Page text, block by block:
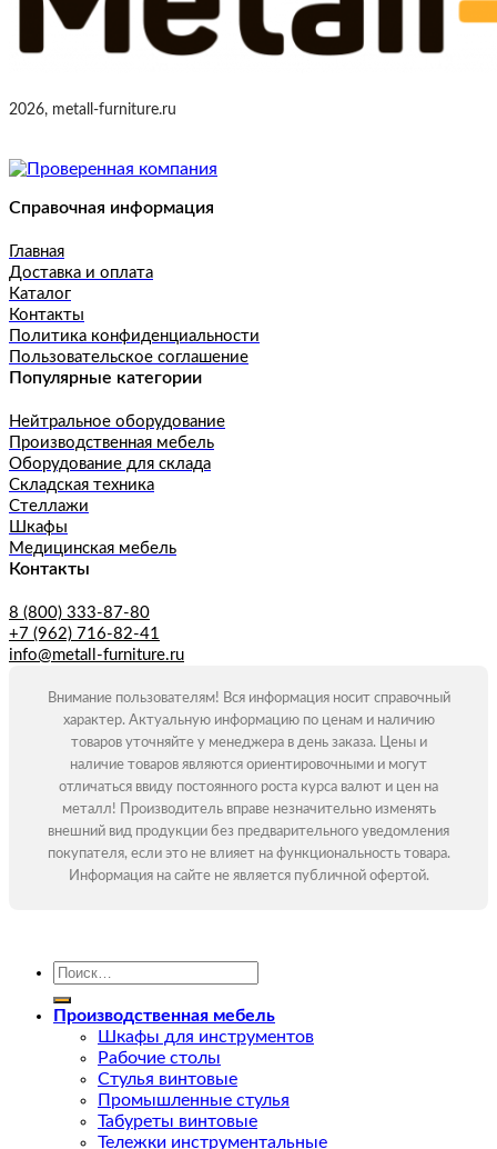
2026, metall-furniture.ru
Справочная информация
Главная
Доставка и оплата
Каталог
Контакты
Политика конфиденциальности
Пользовательское соглашение
Популярные категории
Нейтральное оборудование
Производственная мебель
Оборудование для склада
Складская техника
Стеллажи
Шкафы
Медицинская мебель
Контакты
8 (800) 333-87-80
+7 (962) 716-82-41
info@metall-furniture.ru
Внимание пользователям! Вся информация носит справочный
характер. Актуальную информацию по ценам и наличию
товаров уточняйте у менеджера в день заказа. Цены и
наличие товаров являются ориентировочными и могут
отличаться ввиду постоянного роста курса валют и цен на
металл! Производитель вправе незначительно изменять
внешний вид продукции без предварительного уведомления
покупателя, если это не влияет на функциональность товара.
Информация на сайте не является публичной офертой.
Искать:
Производственная мебель
Шкафы для инструментов
Рабочие столы
Стулья винтовые
Промышленные стулья
Табуреты винтовые
Тележки инструментальные